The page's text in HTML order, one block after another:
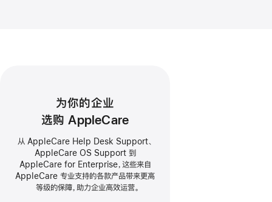
为你的企业
选购 AppleCare
从 AppleCare Help Desk Support、
AppleCare OS Support 到
AppleCare for Enterprise，这些来自
AppleCare 专业支持的各款产品带来更高
等级的保障，助力企业高效运营。